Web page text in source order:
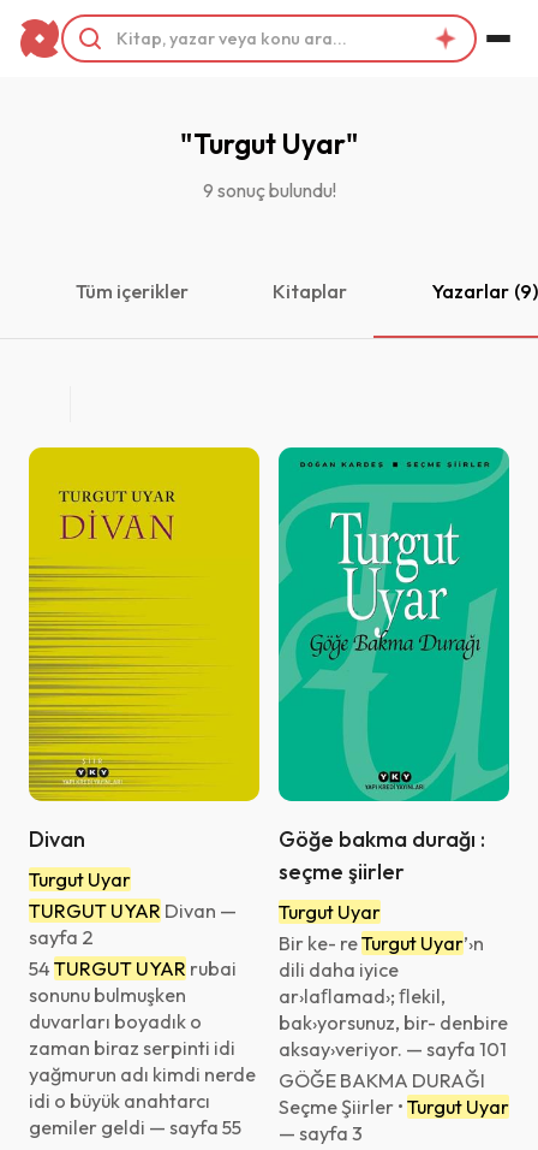
"Turgut Uyar"
9 sonuç bulundu!
Filtrele
Yazarlar
Basım yılı
Filtreyi kaydet
Tüm içerikler Kitaplar Yazarlar (9)
Divan
Turgut Uyar
TURGUT UYAR Divan —
sayfa 2
54 TURGUT UYAR rubai
sonunu bulmuşken
duvarları boyadık o
zaman biraz serpinti idi
yağmurun adı kimdi nerde
idi o büyük anahtarcı
gemiler geldi — sayfa 55
Göğe bakma durağı :
seçme şiirler
Turgut Uyar
Bir ke- reTurgut Uyar’›n
dili daha iyice
ar›laﬂamad›; ﬂekil,
bak›yorsunuz, bir- denbire
aksay›veriyor. — sayfa 101
GÖĞE BAKMA DURAĞI
Seçme Şiirler • Turgut Uyar
— sayfa 3